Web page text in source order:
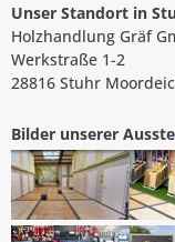
Unser Standort in
Holzhandlung Gräf
Werkstraße 1-2
28816 Stuhr
Bilder unserer